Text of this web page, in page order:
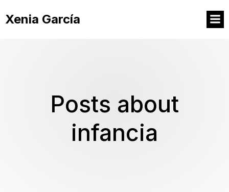
Xenia García
Posts about
infancia